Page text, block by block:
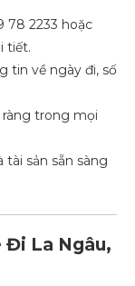
78 2233 hoặc
tiết.
tin về ngày đi, số
trong mọi
tài sản sẵn sàng
Đi La Ngâu,